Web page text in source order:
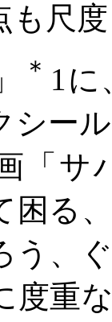
も尺
＊ 1 に
シー
「サ
困る
う、
度重